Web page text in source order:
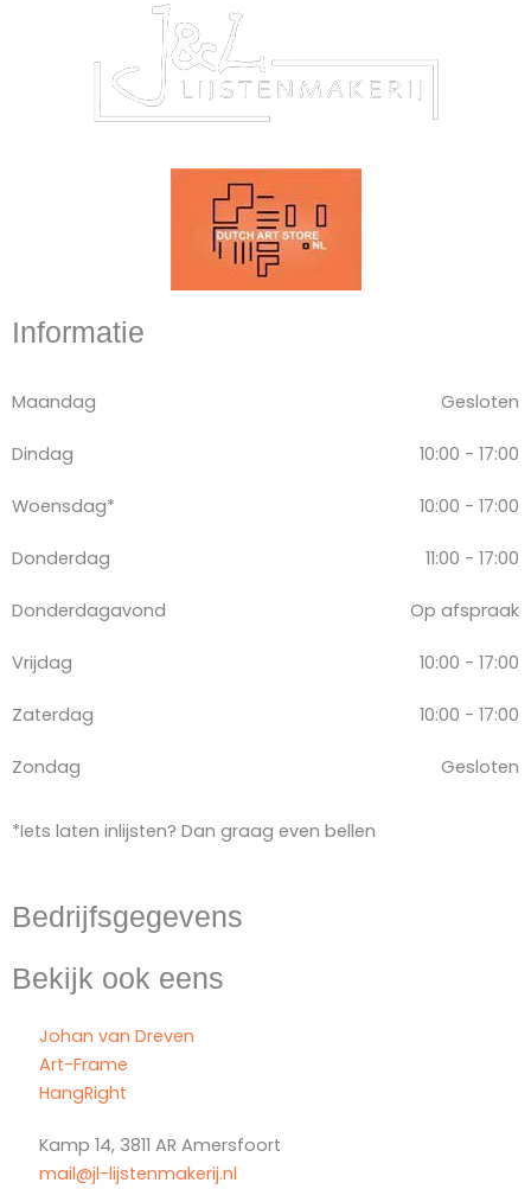
Informatie
Maandag Gesloten
Dindag 10:00 - 17:00
Woensdag* 10:00 - 17:00
Donderdag 11:00 - 17:00
Donderdagavond Op afspraak
Vrijdag 10:00 - 17:00
Zaterdag 10:00 - 17:00
Zondag Gesloten
*Iets laten inlijsten? Dan graag even bellen
Bedrijfsgegevens
Bekijk ook eens
Johan van Dreven
Art-Frame
HangRight
Kamp 14, 3811 AR Amersfoort
mail@jl-lijstenmakerij.nl